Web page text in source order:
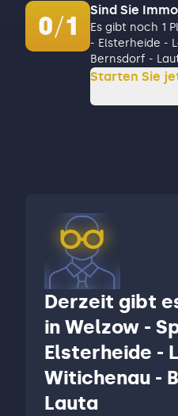
0/1
Sind Sie
Es gibt noch 1
- Elsterheide -
Bernsdorf -
Starten Sie
Derzeit gibt
in Welzow -
Elsterheide -
Witichenau -
Lauta